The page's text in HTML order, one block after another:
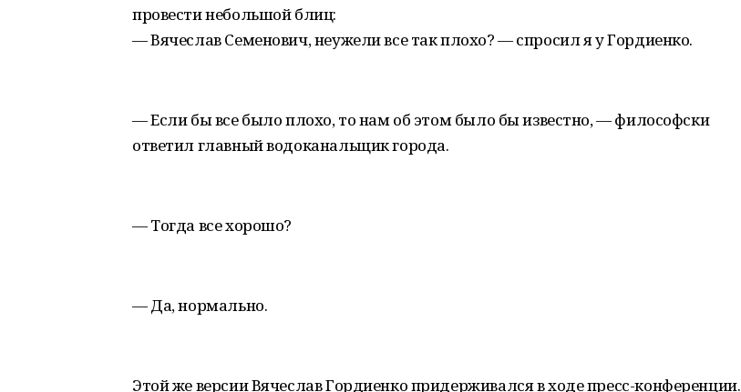
провести небольшой блиц:
— Вячеслав Семенович, неужели все так плохо? — спросил я у Гордиенко.
— Если бы все было плохо, то нам об этом было бы известно, — философски
ответил главный водоканальщик города.
— Тогда все хорошо?
— Да, нормально.
Этой же версии Вячеслав Гордиенко придерживался в ходе пресс-конференции.